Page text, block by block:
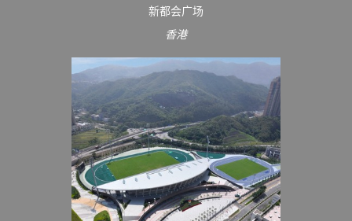
新都会广场
香港